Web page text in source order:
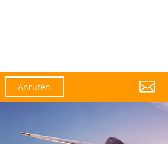
Anrufen 